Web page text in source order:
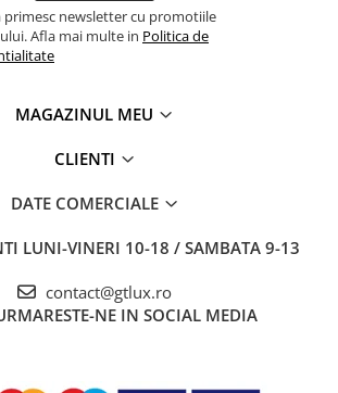
primesc newsletter cu promotiile
Afla mai multe in Politica de
MAGAZINUL MEU
CLIENTI
DATE COMERCIALE
LUNI-VINERI 10-18 / SAMBATA 9-13
contact@gtlux.ro
NE IN SOCIAL MEDIA